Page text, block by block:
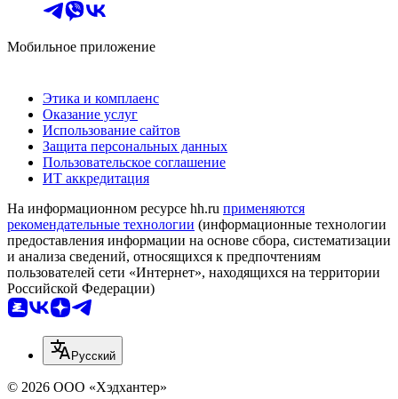
Мобильное приложение
Этика и комплаенс
Оказание услуг
Использование сайтов
Защита персональных данных
Пользовательское соглашение
ИТ аккредитация
На информационном ресурсе hh.ru применяются
рекомендательные технологии (информационные технологии
предоставления информации на основе сбора, систематизации
и анализа сведений, относящихся к предпочтениям
пользователей сети «Интернет», находящихся на территории
Российской Федерации)
Русский
© 2026 ООО «Хэдхантер»